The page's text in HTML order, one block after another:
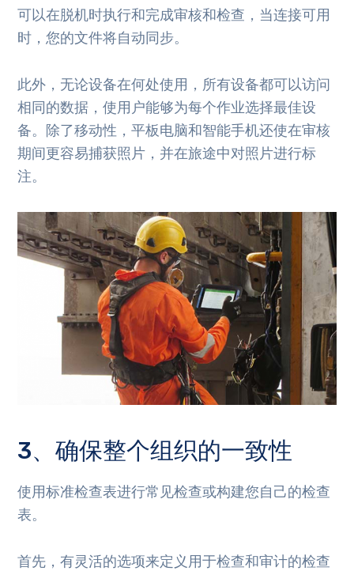
可以在脱机时执行和完成审核和检查，当连接可用
时，您的文件将自动同步。
此外，无论设备在何处使用，所有设备都可以访问
相同的数据，使用户能够为每个作业选择最佳设
备。除了移动性，平板电脑和智能手机还使在审核
期间更容易捕获照片，并在旅途中对照片进行标
注。
3、确保整个组织的一致性
使用标准检查表进行常见检查或构建您自己的检查
表。
首先，有灵活的选项来定义用于检查和审计的检查